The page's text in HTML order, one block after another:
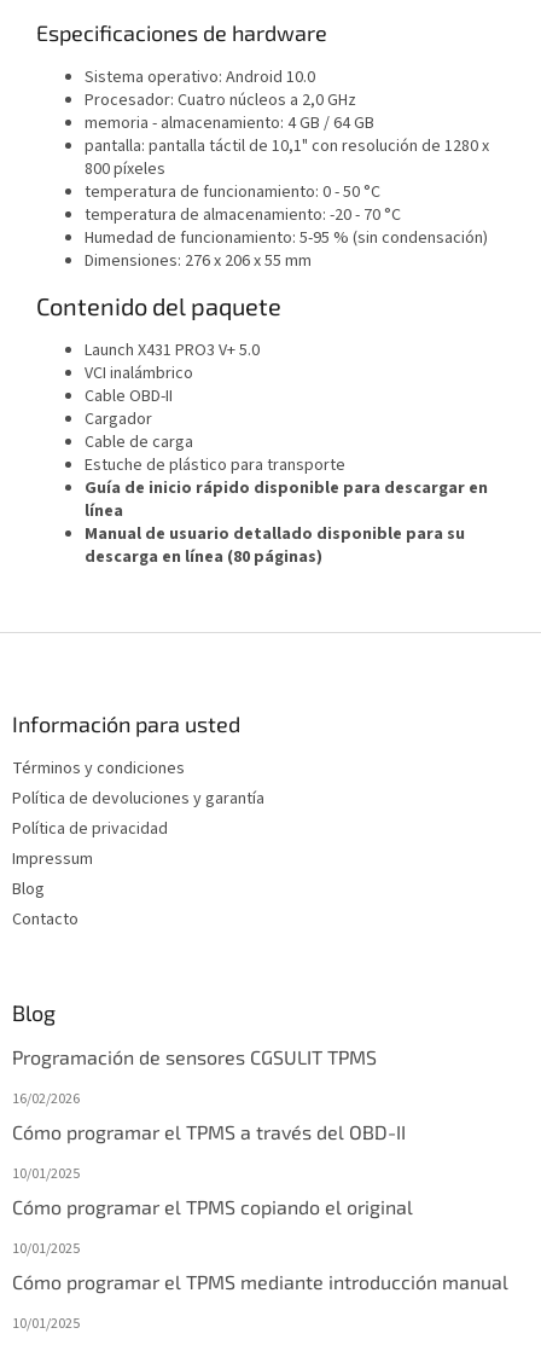
Especificaciones de hardware
Sistema operativo: Android 10.0
Procesador: Cuatro núcleos a 2,0 GHz
memoria - almacenamiento: 4 GB / 64 GB
pantalla: pantalla táctil de 10,1" con resolución de 1280 x
800 píxeles
temperatura de funcionamiento: 0 - 50 °C
temperatura de almacenamiento: -20 - 70 °C
Humedad de funcionamiento: 5-95 % (sin condensación)
Dimensiones: 276 x 206 x 55 mm
Contenido del paquete
Launch X431 PRO3 V+ 5.0
VCI inalámbrico
Cable OBD-II
Cargador
Cable de carga
Estuche de plástico para transporte
Guía de inicio rápido disponible para descargar en
línea
Manual de usuario detallado disponible para su
descarga en línea (80 páginas)
n
Información para usted
Términos y condiciones
Política de devoluciones y garantía
Política de privacidad
Impressum
Blog
Contacto
Blog
Programación de sensores CGSULIT TPMS
16/02/2026
Cómo programar el TPMS a través del OBD-II
10/01/2025
Cómo programar el TPMS copiando el original
10/01/2025
Cómo programar el TPMS mediante introducción manual
10/01/2025